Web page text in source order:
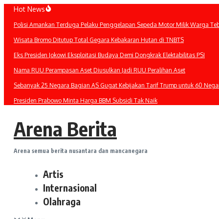
Lewati
konten
Hot News
Polisi Amankan Terduga Pelaku Penggelapan Sepeda Motor Milik Warga
Wisata Bromo Ditutup Total Gegara Kebakaran Hutan di TNBTS
Eks Presiden Jokowi Eksploitasi Budaya Demi Dongkrak Elektabilitas PSI
Nama RUU Perampasan Aset Diusulkan Jadi RUU Peralihan Aset
Sebanyak 25 Negara Bagian AS Gugat Kebijakan Tarif Trump untuk 60
Presiden Prabowo Minta Harga BBM Subsidi Tak Naik
Arena Berita
Arena semua berita nusantara dan mancanegara
Artis
Internasional
Olahraga